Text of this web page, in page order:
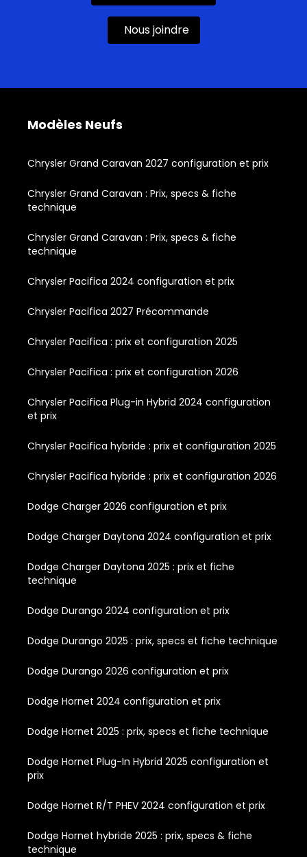
Nous joindre
Modèles Neufs
Chrysler Grand Caravan 2027 configuration et prix
Chrysler Grand Caravan : Prix, specs & fiche
technique
Chrysler Grand Caravan : Prix, specs & fiche
technique
Chrysler Pacifica 2024 configuration et prix
Chrysler Pacifica 2027 Précommande
Chrysler Pacifica : prix et configuration 2025
Chrysler Pacifica : prix et configuration 2026
Chrysler Pacifica Plug-in Hybrid 2024 configuration
et prix
Chrysler Pacifica hybride : prix et configuration 2025
Chrysler Pacifica hybride : prix et configuration 2026
Dodge Charger 2026 configuration et prix
Dodge Charger Daytona 2024 configuration et prix
Dodge Charger Daytona 2025 : prix et fiche
technique
Dodge Durango 2024 configuration et prix
Dodge Durango 2025 : prix, specs et fiche technique
Dodge Durango 2026 configuration et prix
Dodge Hornet 2024 configuration et prix
Dodge Hornet 2025 : prix, specs et fiche technique
Dodge Hornet Plug-In Hybrid 2025 configuration et
prix
Dodge Hornet R/T PHEV 2024 configuration et prix
Dodge Hornet hybride 2025 : prix, specs & fiche
technique